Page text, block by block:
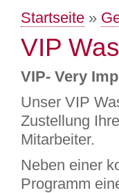
Sie sind
Startseite »
VIP
VIP- Very
Unser VIP
Zustellung
Mitarbeiter.
Neben einer
Programm